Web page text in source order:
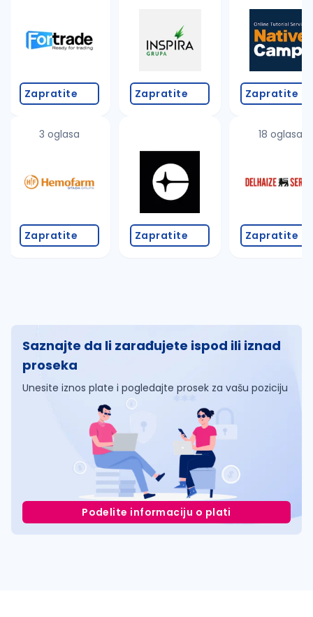
Zapratite
3 oglasa
Zapratite
Zapratite
Zapratite
Zapratite
18 oglasa
Zapratite
Saznajte da li zarađujete ispod ili iznad
proseka
Unesite iznos plate i pogledajte prosek za vašu poziciju
Podelite informaciju o plati